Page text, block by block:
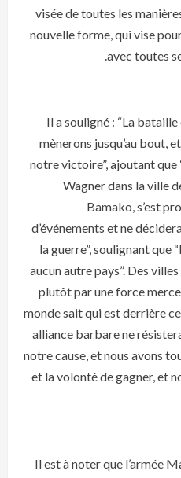
visée de toutes les
nouvelle forme, qui vise
avec toutes
Il a souligné : “La
mènerons jusqu’au bout,
notre victoire”, ajoutant que
Wagner dans la ville
Bamako, s’est
d’événements et ne
la guerre”, soulignant que
aucun autre pays”. Des
plutôt par une force
monde sait qui est derrière
alliance barbare ne
notre cause, et nous avons
et la volonté de gagner, et
Il est à noter que l’armée